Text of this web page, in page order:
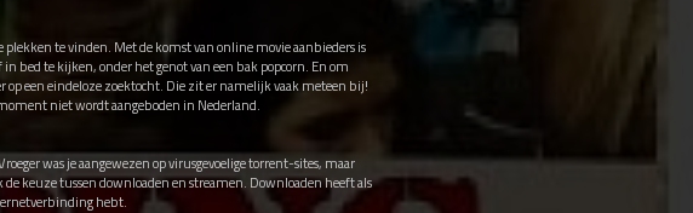
te vinden. Met de komst van online movie aanbieders is
bed te kijken, onder het genot van een bak popcorn. En om
een eindeloze zoektocht. Die zit er namelijk vaak meteen bij!
niet wordt aangeboden in Nederland.
was je aangewezen op virusgevoelige torrent-sites, maar
keuze tussen downloaden en streamen. Downloaden heeft als
hebt.